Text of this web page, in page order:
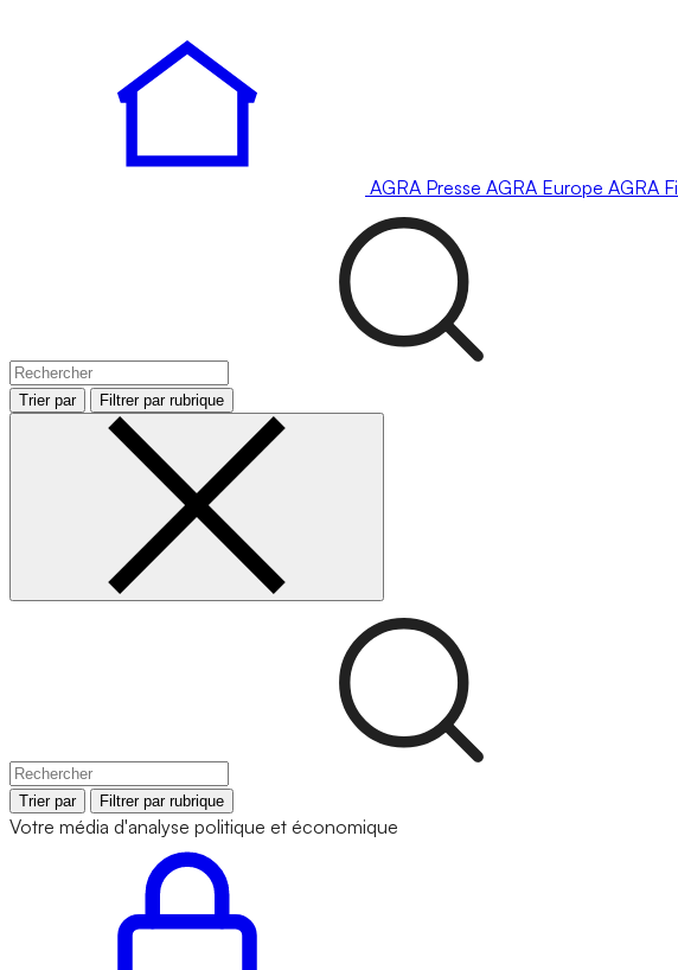
AGRA Presse AGRA Europe AGRA
Trier par Filtrer par rubrique
Trier par Filtrer par rubrique
Votre média d'analyse politique et économique